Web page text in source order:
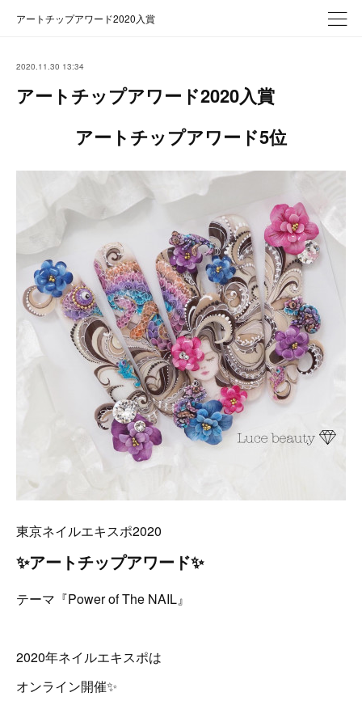
アートチップアワード2020入賞
2020.11.30 13:34
アートチップアワード2020入賞
アートチップアワード5位
東京ネイルエキスポ2020
✨アートチップアワード ✨
テーマ『Power of The NAIL』
2020年ネイルエキスポは
オンライン開催✨